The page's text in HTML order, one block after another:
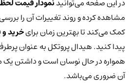
مشاهده کرده و روند تغییرات آن را
کمک می‌کند تا بهترین زمان برایخرید و
پیدا کنید. هیدال پروتکل به عنوان
همواره در حال نوسان است و داشتن یک
آن ضروری می‌باشد.